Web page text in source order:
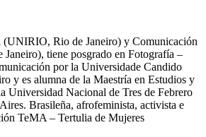
Rio de Janeiro) y Comunicación
tiene posgrado en Fotografía –
por la Universidade Candido
y es alumna de la Maestría en Estudios y
Universidad Nacional de Tres de Febrero
Brasileña, afrofeminista, activista e
TeMA – Tertulia de Mujeres